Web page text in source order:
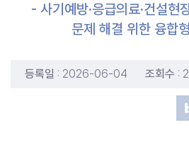
- 사기예방·응급의료·건설현
문제 해결 위한 융합
등록일 : 2026-06-04 조회수 :